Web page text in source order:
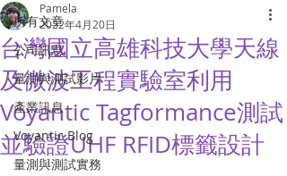
所有文章
公司訊息
量測與測試影片
產業訊息
Voyantic Blog
量測與測試實務
台灣國立高雄科技大學天線
及微波工程實驗室利用
Voyantic Tagformance測試
並驗證UHF RFID標籤設計
Pamela
2022年4月20日